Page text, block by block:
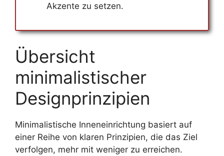
Akzente zu setzen.
Übersicht
minimalistischer
Designprinzipien
Minimalistische Inneneinrichtung basiert auf
einer Reihe von klaren Prinzipien, die das Ziel
verfolgen, mehr mit weniger zu erreichen.